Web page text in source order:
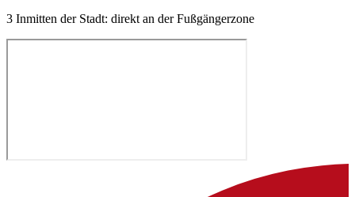
3 Inmitten der Stadt: direkt an der Fußgängerzone